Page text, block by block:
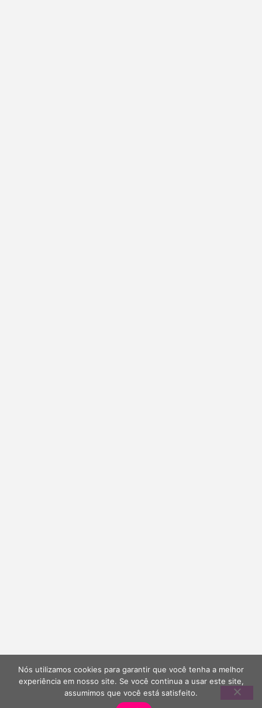
Nós utilizamos cookies para garantir que você tenha a melhor
experiência em nosso site. Se você continua a usar este site,
assumimos que você está satisfeito.